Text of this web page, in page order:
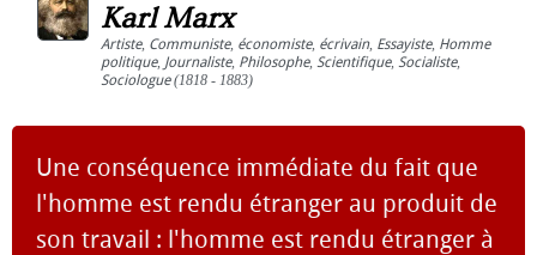
Karl Marx
Artiste, Communiste, économiste, écrivain, Essayiste, Homme
politique, Journaliste, Philosophe, Scientifique, Socialiste,
Sociologue(1818 - 1883)
Une conséquence immédiate du fait que
l'homme est rendu étranger au produit de
son travail : l'homme est rendu étranger à